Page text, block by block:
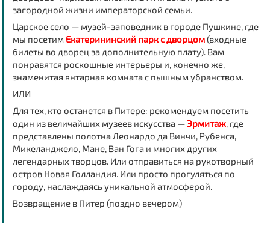
загородной жизни императорской семьи.
Царское село — музей-заповедник в городе Пушкине, где
мы посетим Екатерининский парк с дворцом(входные
билеты во дворец за дополнительную плату). Вам
понравятся роскошные интерьеры и, конечно же,
знаменитая янтарная комната с пышным убранством.
ИЛИ
Для тех, кто останется в Питере: рекомендуем посетить
один из величайших музеев искусства —Эрмитаж, где
представлены полотна Леонардо да Винчи, Рубенса,
Микеланджело, Мане, Ван Гога и многих других
легендарных творцов. Или отправиться на рукотворный
остров Новая Голландия. Или просто прогуляться по
городу, наслаждаясь уникальной атмосферой.
Возвращение в Питер (поздно вечером)